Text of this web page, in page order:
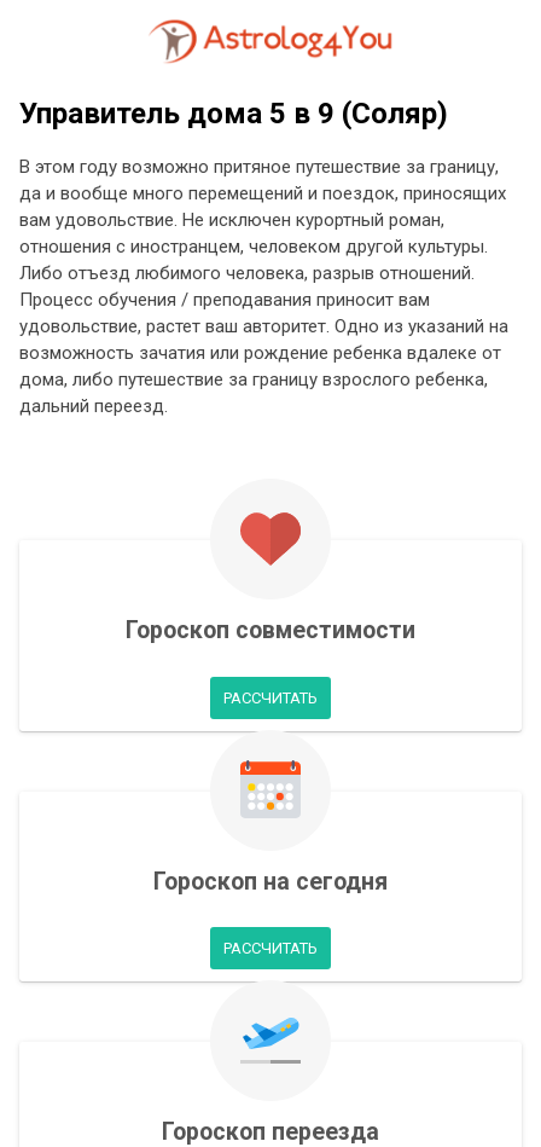
Управитель дома 5 в 9 (Соляр)
В этом году возможно притяное путешествие за границу,
да и вообще много перемещений и поездок, приносящих
вам удовольствие. Не исключен курортный роман,
отношения с иностранцем, человеком другой культуры.
Либо отъезд любимого человека, разрыв отношений.
Процесс обучения / преподавания приносит вам
удовольствие, растет ваш авторитет. Одно из указаний на
возможность зачатия или рождение ребенка вдалеке от
дома, либо путешествие за границу взрослого ребенка,
дальний переезд.
Гороскоп совместимости
РАССЧИТАТЬ
Гороскоп на сегодня
РАССЧИТАТЬ
Гороскоп переезда